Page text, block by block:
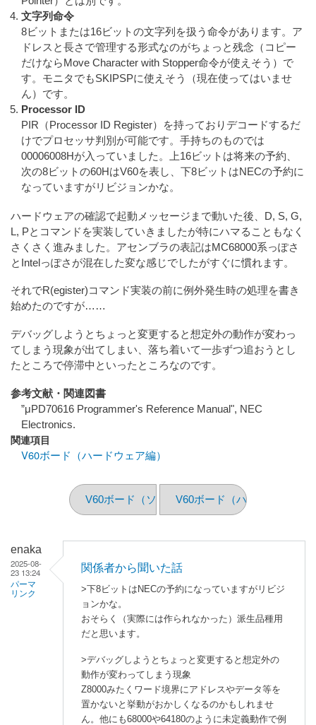
文字列命令
8ビットまたは16ビットの文字列を扱う命令があります。ア
ドレスと長さで管理する形式なのがちょっと残念（コピー
だけならMove Character with Stopper命令が使えそう）で
す。モニタでもSKIPSPに使えそう（現在使ってはいませ
ん）です。
Processor ID
PIR（Processor ID Register）を持っておりデコードするだ
けでプロセッサ判別が可能です。手持ちのものでは
00006008Hが入っていました。上16ビットは将来の予約、
次の8ビットの60HはV60を表し、下8ビットはNECの予約に
なっていますがリビジョンかな。
ハードウェアの確認で起動メッセージまで動いた後、D, S, G,
L, Pとコマンドを実装していきましたが特にハマることもなく
さくさく進みました。アセンブラの表記はMC68000系っぽさ
とIntelっぽさが混在した変な感じでしたがすぐに慣れます。
それでR(egister)コマンド実装の前に例外発生時の処理を書き
始めたのですが……
デバッグしようとちょっと変更すると想定外の動作が変わっ
てしまう現象が出てしまい、落ち着いて一歩ずつ追おうとし
たところで停滞中といったところなのです。
参考文献・関連図書
”μPD70616 Programmer's Reference Manual", NEC
Electronics.
関連項目
V60ボード（ハードウェア編）
V60ボード（ソフトウェア編 その2）
V60ボード（ハードウェア編
enaka
2025-08-
23 13:24
パーマ
リンク
関係者から聞いた話
>下8ビットはNECの予約になっていますがリビジ
ョンかな。
おそらく（実際には作られなかった）派生品種用
だと思います。
>デバッグしようとちょっと変更すると想定外の
動作が変わってしまう現象
Z8000みたくワード境界にアドレスやデータ等を
置かないと挙動がおかしくなるのかもしれませ
ん。他にも68000や64180のように未定義動作で例